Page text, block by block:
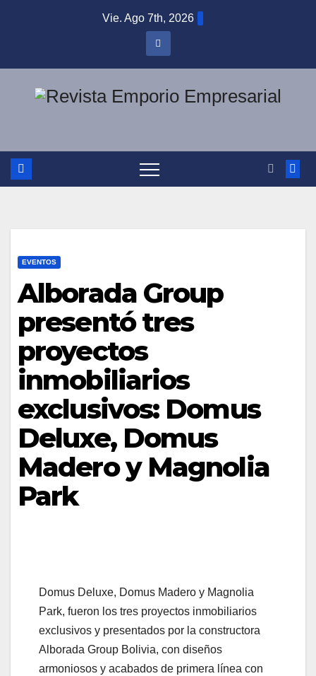
Vie. Ago 7th, 2026
EVENTOS
Alborada Group
presentó tres
proyectos
inmobiliarios
exclusivos: Domus
Deluxe, Domus
Madero y Magnolia
Park
Domus Deluxe, Domus Madero y Magnolia
Park, fueron los tres proyectos inmobiliarios
exclusivos y presentados por la constructora
Alborada Group Bolivia, con diseños
armoniosos y acabados de primera línea con